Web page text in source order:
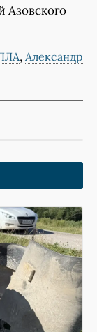
Азовского
, Александр